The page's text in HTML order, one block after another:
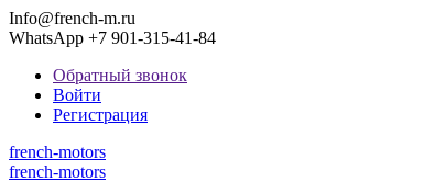
Info@french-m.ru
WhatsApp +7 901-315-41-84
Обратный звонок
Войти
Регистрация
french-motors
french-motors